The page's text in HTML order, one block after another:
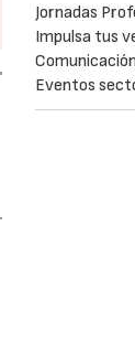
Jornadas
Impulsa tus
Eventos